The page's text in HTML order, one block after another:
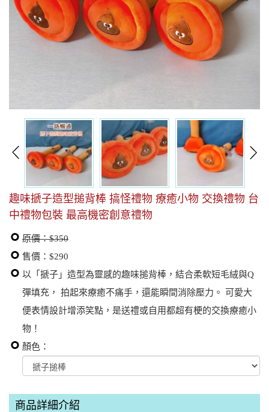
趣味搋子造型搥背棒 搞怪禮物 療癒小物 交換禮物 台
中禮物包裝 最高機密創意禮物
原價：$350
售價：$290
以「搋子」造型為靈感的趣味搥背棒，結合柔軟短毛絨與Q
彈填充， 拍起來療癒不痛手，還能瞬間消除壓力。 可愛大
便表情設計增添笑點，是送禮或自用都超有梗的交換療癒小
物！
顏色：
商品詳細介紹